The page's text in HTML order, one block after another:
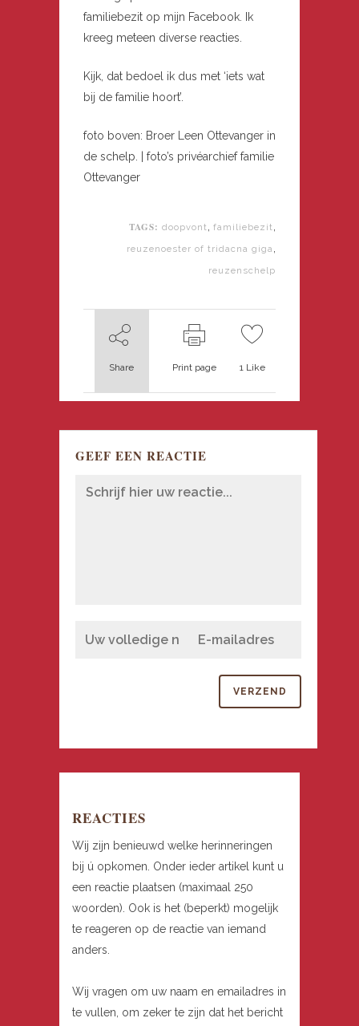
familiebezit op mijn Facebook. Ik
kreeg meteen diverse reacties.
Kijk, dat bedoel ik dus met ‘iets wat
bij de familie hoort’.
foto boven: Broer Leen Ottevanger in
de schelp. | foto’s privéarchief familie
Ottevanger
TAGS: doopvont familiebezit
reuzenoester of tridacna giga
reuzenschelp
Share Print page 1Like
GEEF EEN REACTIE
REACTIES
Wij zijn benieuwd welke herinneringen
bij ú opkomen. Onder ieder artikel kunt u
een reactie plaatsen (maximaal 250
woorden). Ook is het (beperkt) mogelijk
te reageren op de reactie van iemand
anders.
Wij vragen om uw naam en emailadres in
te vullen, om zeker te zijn dat het bericht